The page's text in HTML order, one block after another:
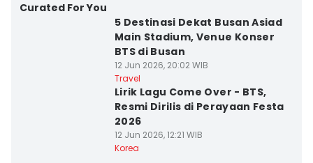
Curated For You
5 Destinasi Dekat Busan Asiad
Main Stadium, Venue Konser
BTS di Busan
12 Jun 2026, 20:02 WIB
Travel
Lirik Lagu Come Over - BTS,
Resmi Dirilis di Perayaan Festa
2026
12 Jun 2026, 12:21 WIB
Korea